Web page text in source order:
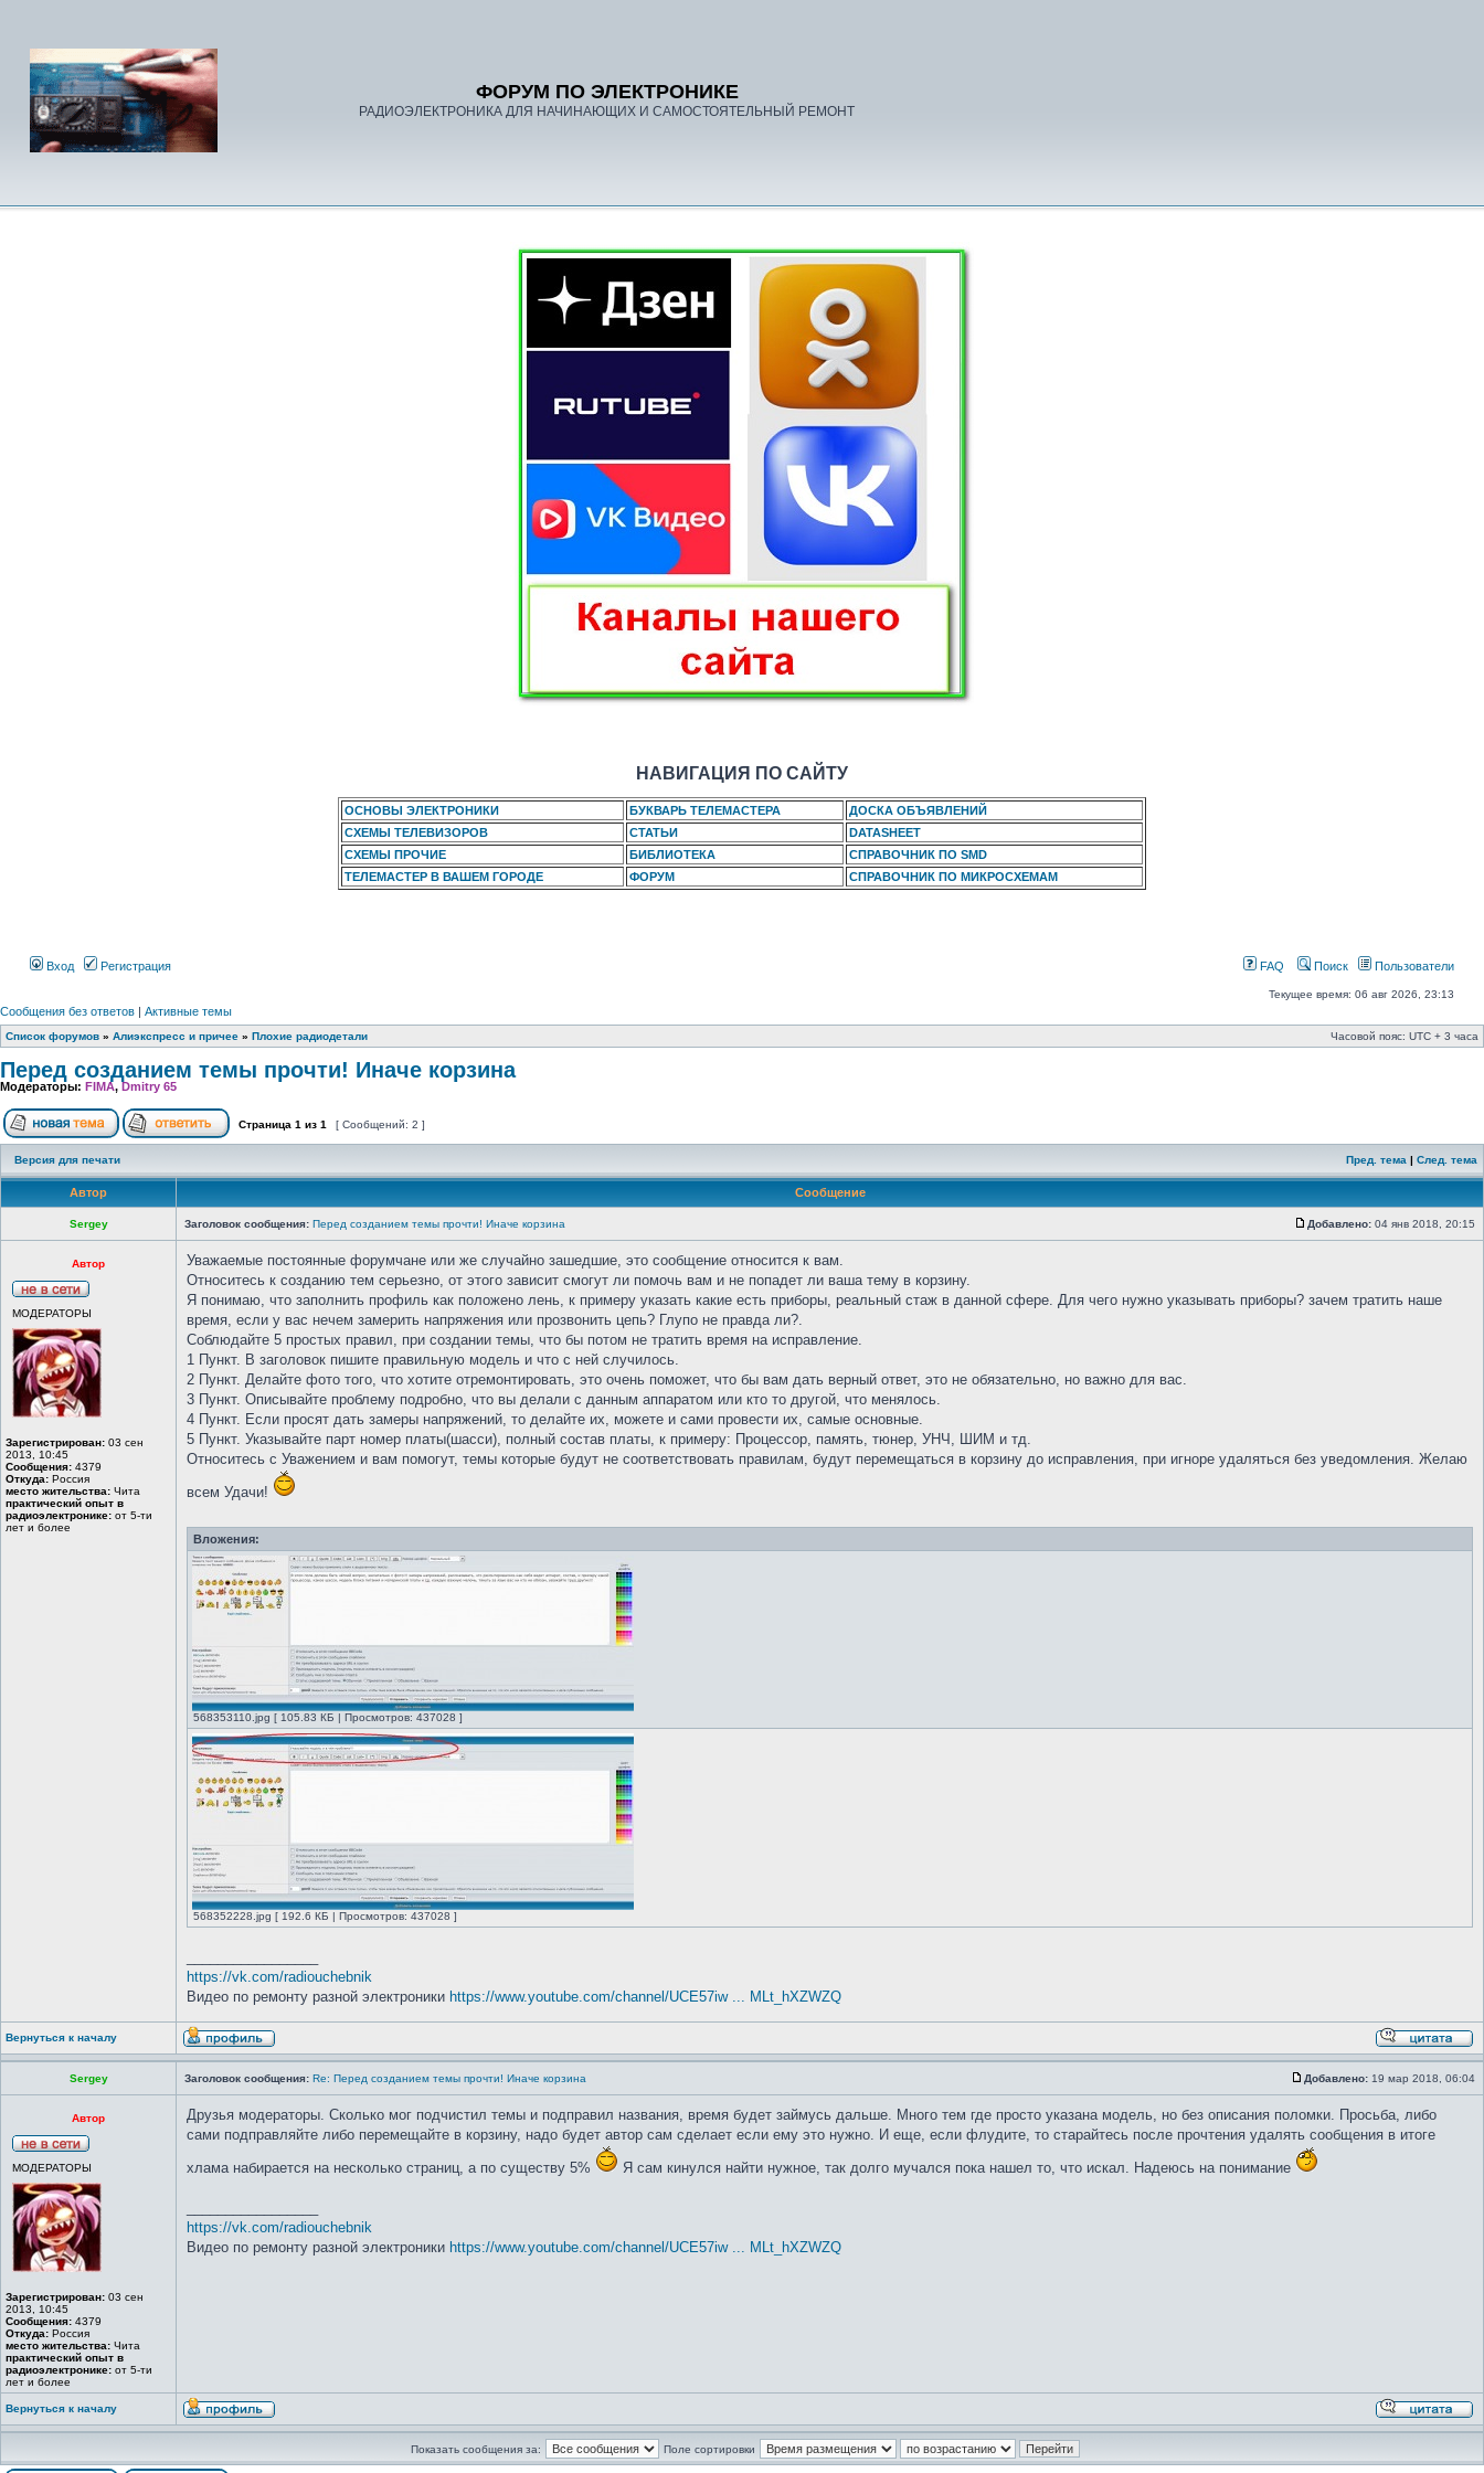
ФОРУМ ПО ЭЛЕКТРОНИКЕ
РАДИОЭЛЕКТРОНИКА ДЛЯ НАЧИНАЮЩИХ И САМОСТОЯТЕЛЬНЫЙ РЕМОНТ
НАВИГАЦИЯ ПО САЙТУ
ОСНОВЫ ЭЛЕКТРОНИКИ БУКВАРЬ ТЕЛЕМАСТЕРА
ДОСКА ОБЪЯВЛЕНИЙ
СХЕМЫ ТЕЛЕВИЗОРОВ
СТАТЬИ
DATASHEET
СХЕМЫ ПРОЧИЕ
БИБЛИОТЕКА
СПРАВОЧНИК ПО SMD
ТЕЛЕМАСТЕР В ВАШЕМ ГОРОДЕ
ФОРУМ СПРАВОЧНИК ПО МИКРОСХЕМАМ
Вход Регистрация FAQ Поиск Пользователи
Текущее время: 06 авг 2026, 23:13
Сообщения без ответов | Активные темы
Список форумов » Алиэкспресс и причее » Плохие радиодетали Часовой пояс: UTC + 3 часа
Перед созданием темы прочти! Иначе корзина
Модераторы: FIMA, Dmitry 65
Страница 1 из 1 [ Сообщений: 2 ]
Версия для печати Пред. тема | След. тема
Автор Сообщение
Sergey Заголовок сообщения: Перед созданием темы прочти! Иначе корзина Добавлено: 04 янв 2018, 20:15
Автор
МОДЕРАТОРЫ
Зарегистрирован: 03 сен
2013, 10:45
Сообщения: 4379
Откуда: Россия
место жительства: Чита
практический опыт в
радиоэлектронике: от 5-ти
лет и более
Уважаемые постоянные форумчане или же случайно зашедшие, это сообщение относится к вам.
Относитесь к созданию тем серьезно, от этого зависит смогут ли помочь вам и не попадет ли ваша тему в корзину.
Я понимаю, что заполнить профиль как положено лень, к примеру указать какие есть приборы, реальный стаж в данной сфере. Для чего нужно указывать приборы? зачем тратить наше
время, если у вас нечем замерить напряжения или прозвонить цепь? Глупо не правда ли?.
Соблюдайте 5 простых правил, при создании темы, что бы потом не тратить время на исправление.
1 Пункт. В заголовок пишите правильную модель и что с ней случилось.
2 Пункт. Делайте фото того, что хотите отремонтировать, это очень поможет, что бы вам дать верный ответ, это не обязательно, но важно для вас.
3 Пункт. Описывайте проблему подробно, что вы делали с данным аппаратом или кто то другой, что менялось.
4 Пункт. Если просят дать замеры напряжений, то делайте их, можете и сами провести их, самые основные.
5 Пункт. Указывайте парт номер платы(шасси), полный состав платы, к примеру: Процессор, память, тюнер, УНЧ, ШИМ и тд.
Относитесь с Уважением и вам помогут, темы которые будут не соответствовать правилам, будут перемещаться в корзину до исправления, при игноре удаляться без уведомления. Желаю
всем Удачи!
Вложения:
568353110.jpg [ 105.83 КБ | Просмотров: 437028 ]
568352228.jpg [ 192.6 КБ | Просмотров: 437028 ]
https://vk.com/radiouchebnik
Видео по ремонту разной электроники https://www.youtube.com/channel/UCE57iw ... MLt_hXZWZQ
Вернуться к началу
Sergey Заголовок сообщения: Re: Перед созданием темы прочти! Иначе корзина Добавлено: 19 мар 2018, 06:04
Автор
МОДЕРАТОРЫ
Зарегистрирован: 03 сен
2013, 10:45
Сообщения: 4379
Откуда: Россия
место жительства: Чита
практический опыт в
радиоэлектронике: от 5-ти
лет и более
Друзья модераторы. Сколько мог подчистил темы и подправил названия, время будет займусь дальше. Много тем где просто указана модель, но без описания поломки. Просьба, либо
сами подправляйте либо перемещайте в корзину, надо будет автор сам сделает если ему это нужно. И еще, если флудите, то старайтесь после прочтения удалять сообщения в итоге
хлама набирается на несколько страниц, а по существу 5%
Я сам кинулся найти нужное, так долго мучался пока нашел то, что искал. Надеюсь на понимание
https://vk.com/radiouchebnik
Видео по ремонту разной электроники https://www.youtube.com/channel/UCE57iw ... MLt_hXZWZQ
Вернуться к началу
Показать сообщения за: Поле сортировки